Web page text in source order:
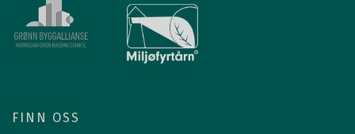
FINN OSS